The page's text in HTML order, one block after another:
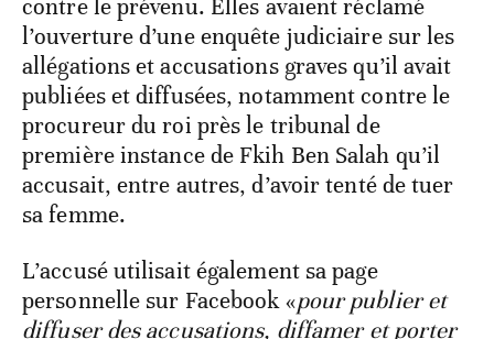
contre le prévenu. Elles avaient réclamé
l’ouverture d’une enquête judiciaire sur les
allégations et accusations graves qu’il avait
publiées et diffusées, notamment contre le
procureur du roi près le tribunal de
première instance de Fkih Ben Salah qu’il
accusait, entre autres, d’avoir tenté de tuer
sa femme.
L’accusé utilisait également sa page
personnelle sur Facebook «pour publier et
diffuser des accusations, diffamer et porter